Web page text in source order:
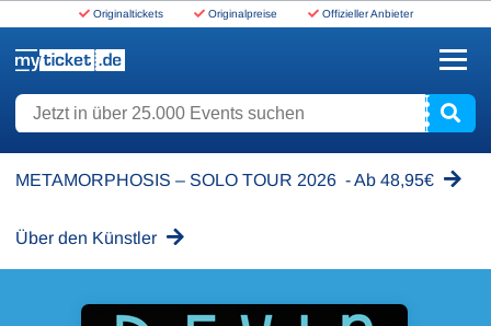
Originaltickets Originalpreise Offizieller Anbieter
Jetzt in über 25.000 Events suchen
METAMORPHOSIS – SOLO TOUR 2026 - Ab 48,95€
Über den Künstler